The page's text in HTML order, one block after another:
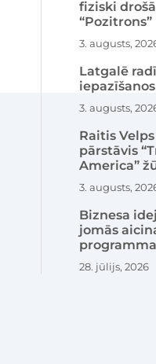
fiziski
“Pozitrons”
3. augusts,
Latgalē
3. augusts,
Raitis
pārstāvis
America”
3. augusts,
Biznesa
jomās
28. jūlijs, 2026